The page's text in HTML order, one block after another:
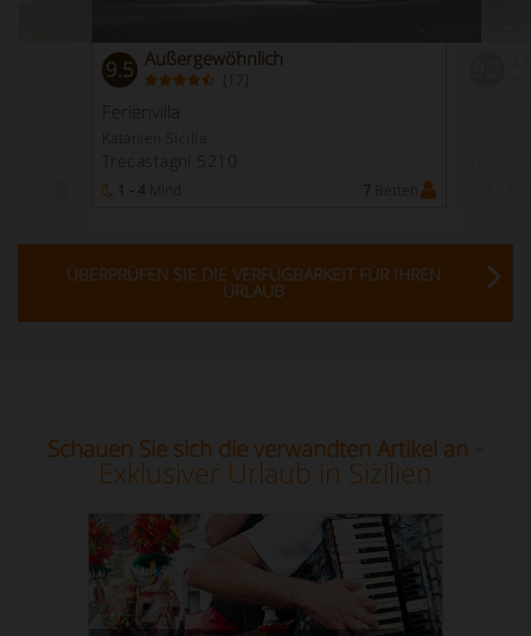
9.5 Außergewöhnlich
( 17 )
Ferienvilla
Katanien Sicilia
Trecastagni 5210
1 - 4 Mind 7 Betten
ÜBERPRÜFEN SIE DIE VERFÜGBARKEIT FÜR IHREN
URLAUB
Schauen Sie sich die verwandten Artikel an -
Exklusiver Urlaub in Sizilien